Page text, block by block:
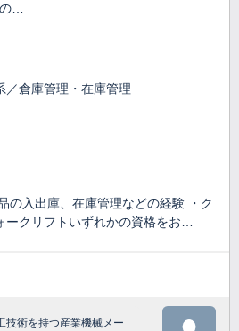
…
／倉庫管理・在庫管理
の入出庫、在庫管理などの経験 ・ク
ークリフトいずれかの資格をお…
技術を持つ産業機械メー